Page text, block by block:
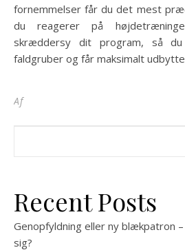
fornemmelser får du det mest
du reagerer på
skræddersy dit program, så du
faldgruber og får maksimalt
Af
Recent Posts
Genopfyldning eller ny blækpatron
sig?